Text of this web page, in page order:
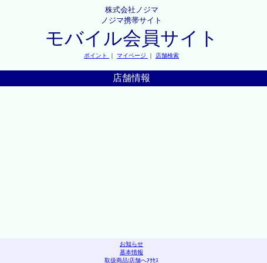
株式会社ノジマ
ノジマ携帯サイト
モバイル会員サイト
ポイント ｜ マイページ ｜ 店舗検索
店舗情報
お知らせ
基本情報
取扱商品|店舗へｱｸｾｽ